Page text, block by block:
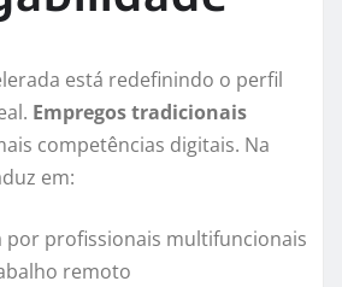
está redefinindo o perfil
Empregos tradicionais
competências digitais. Na
em:
por profissionais multifuncionais
remoto